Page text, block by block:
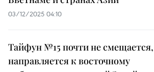
03/12/2025 04:10
Тайфун №15 почти не смещается,
направляется к восточному